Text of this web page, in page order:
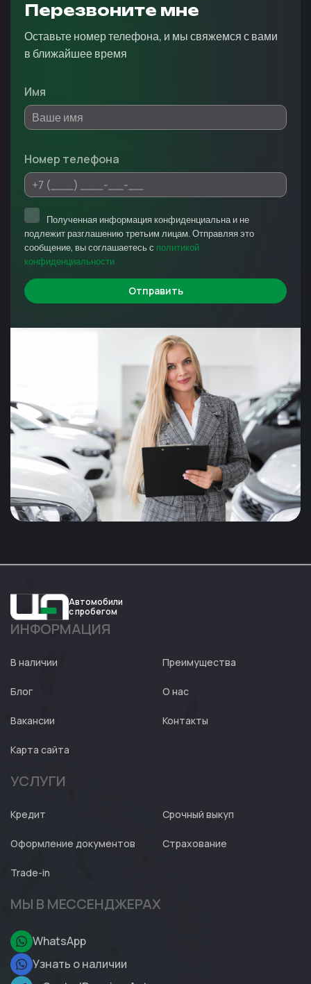
Перезвоните мне
Оставьте номер телефона, и мы свяжемся с вами
в ближайшее время
Имя
Номер телефона
Отправить
Полученная информация конфиденциальна и не
подлежит разглашению третьим лицам. Отправляя это
сообщение, вы соглашаетесь с политикой
конфиденциальности
Авто
Автомобили
с пробегом
ИНФОРМАЦИЯ
В наличии Преимущества
Блог О нас
Вакансии Контакты
Карта сайта
УСЛУГИ
Кредит Срочный выкуп
Оформление документов Страхование
Trade-in
МЫ В МЕССЕНДЖЕРАХ
WhatsApp
Узнать о наличии